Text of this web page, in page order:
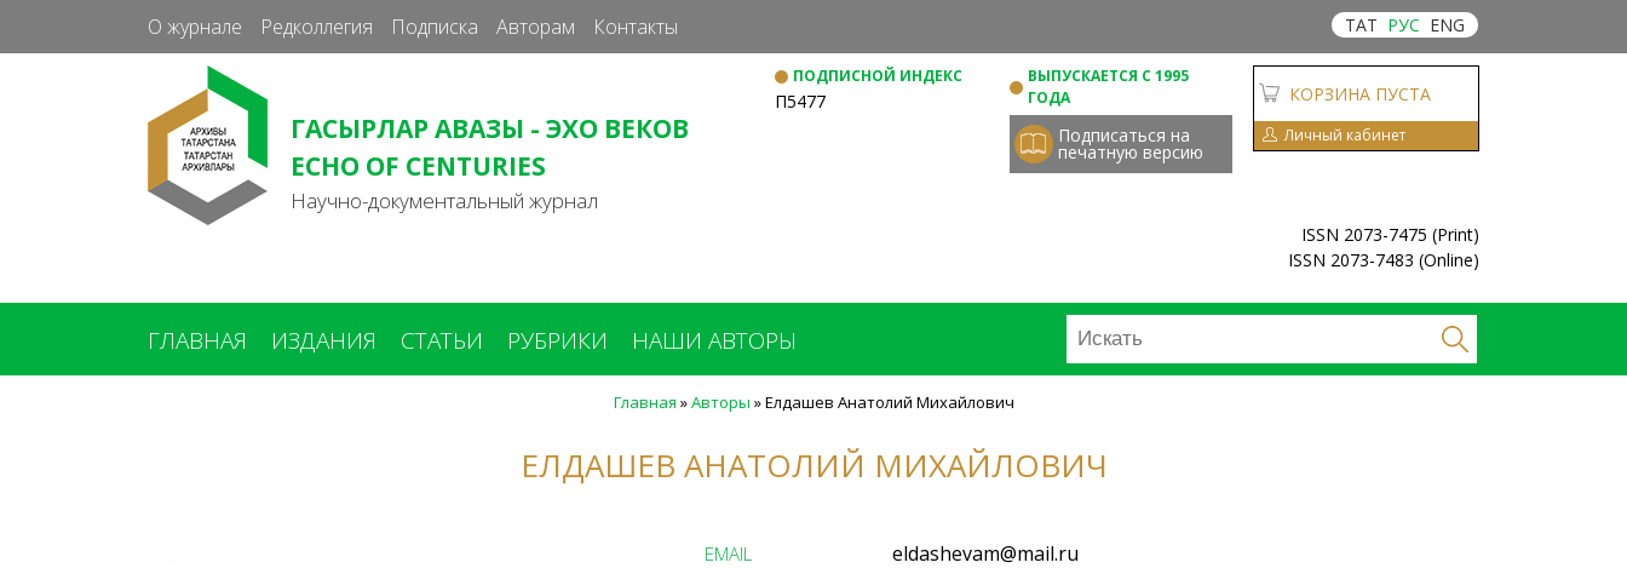
к
основному
О журнале Редколлегия Подписка Авторам Контакты ТАТ РУС ENG
ГАСЫРЛАР АВАЗЫ - ЭХО ВЕКОВ
ECHO OF CENTURIES
Научно-документальный журнал
ПОДПИСНОЙ ИНДЕКС
П5477
ВЫПУСКАЕТСЯ С 1995
ГОДА
Подписаться на
печатную версию
КОРЗИНА ПУСТА
Личный кабинет
ISSN 2073-7475 (Print)
ISSN 2073-7483 (Online)
ГЛАВНАЯ ИЗДАНИЯ СТАТЬИ РУБРИКИ НАШИ АВТОРЫ
Главная »Авторы »Елдашев Анатолий Михайлович
ЕЛДАШЕВ АНАТОЛИЙ МИХАЙЛОВИЧ
ЕMAIL eldashevam@mail.ru